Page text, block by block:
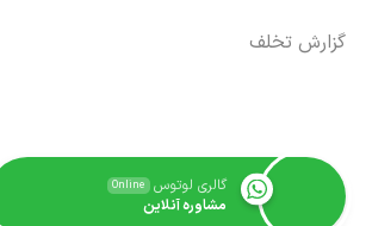
گزارش تخلف
گالری لوتوس Online
مشاوره آنلاین